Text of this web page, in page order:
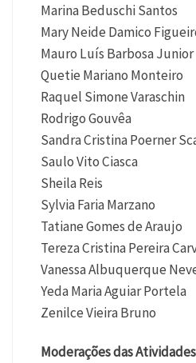
Marina Beduschi Santos
Mary Neide Damico
Mauro Luís Barbosa Junior
Quetie Mariano Monteiro
Raquel Simone Varaschin
Rodrigo Gouvêa
Sandra Cristina Poerner
Saulo Vito Ciasca
Sheila Reis
Sylvia Faria Marzano
Tatiane Gomes de Araujo
Tereza Cristina Pereira
Vanessa Albuquerque
Yeda Maria Aguiar Portela
Zenilce Vieira Bruno
Moderações das